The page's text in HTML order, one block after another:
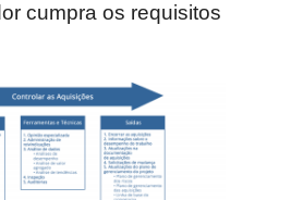
cumpra os requisitos